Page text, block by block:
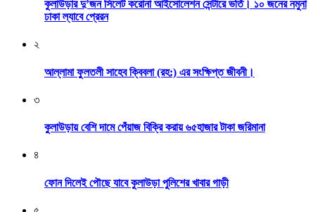
কুলাউড়ার দু’জন সিলেট করোনা আইসোলেশন সেন্টারে ভর্তি। ১০ জনের নমুনা
ঢাকা ল্যাবে প্রেরন
২
আল্লামা ফুলতলী সাহেব ক্বিবলা (রহ:) এর সংক্ষিপ্ত জীবনী।
৩
কুলাউড়ায় বেশি দামে পেঁয়াজ বিক্রি করায় ৬৫হাজার টাকা জরিমানা
৪
ফোন দিলেই পৌছে যাবে কুলাউড়া পুলিশের খাবার গাড়ী